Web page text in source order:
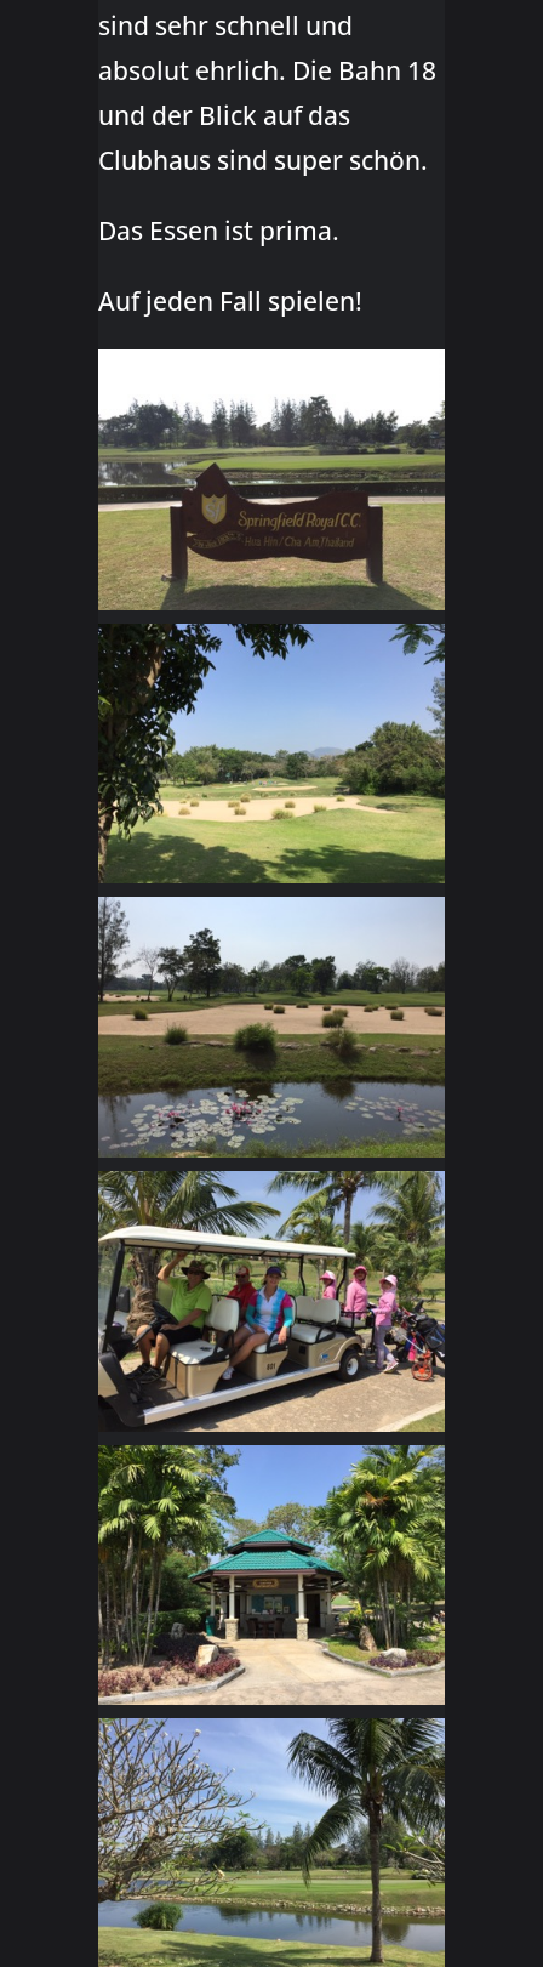
sind sehr schnell und
absolut ehrlich. Die Bahn 18
und der Blick auf das
Clubhaus sind super schön.
Das Essen ist prima.
Auf jeden Fall spielen!